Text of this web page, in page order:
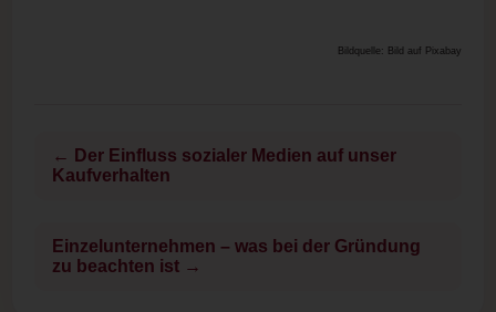
Bildquelle: Bild auf Pixabay
← Der Einfluss sozialer Medien auf unser
Kaufverhalten
Einzelunternehmen – was bei der Gründung
zu beachten ist →